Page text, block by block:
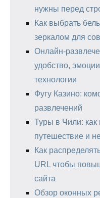
нужны перед
Как выбрать
зеркалом для
Онлайн-
удобство,
технологии
Фугу Казино:
развлечений
Туры в Чили: как
путешествие и
Как
URL чтобы
сайта
Обзор оконных